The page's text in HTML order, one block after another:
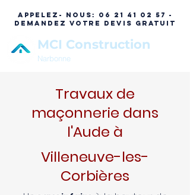
APPELEZ- NOUS:
06 21 41 02 57 -
DEMANDEZ VOTRE DEVIS GRATUIT
MCI Construction
Narbonne
Travaux de
maçonnerie dans
l'Aude à
Villeneuve-les-
Corbières